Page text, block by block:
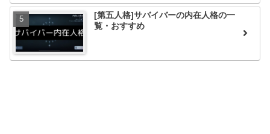
[第五人格]サバイバーの内在人格の一
覧・おすすめ